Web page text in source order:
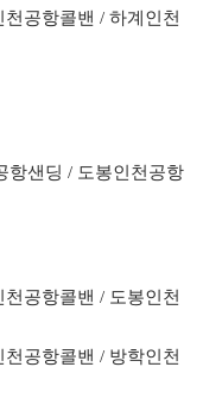
공항콜밴 / 하계인천
항샌딩 / 도봉인천공항
공항콜밴 / 도봉인천
공항콜밴 / 방학인천